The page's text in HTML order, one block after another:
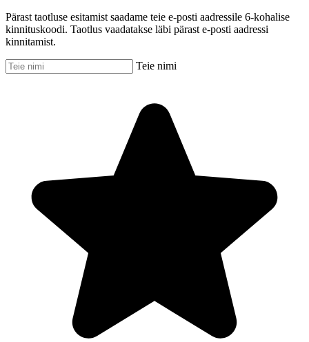
Pärast taotluse esitamist saadame teie e-posti aadressile 6-kohalise
kinnituskoodi. Taotlus vaadatakse läbi pärast e-posti aadressi
kinnitamist.
Teie nimi